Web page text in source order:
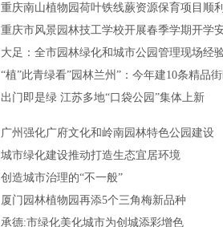
重庆南山植物园荷叶铁线蕨资源保育项目顺
重庆市风景园林技工学校开展春季学期开学
大足：全市园林绿化和城市公园管理现场经
“植”此青绿看”园林兰州”：今年建10条精品街
出门即是绿 江苏多地“口袋公园”集体上新
广州强化广府文化和岭南园林特色公园建设
城市绿化建设推动打造生态宜居环境
创造城市治理的“不一般”
厦门园林植物园再添5个三角梅新品种
承德:市绿化美化城市为创城添彩增色